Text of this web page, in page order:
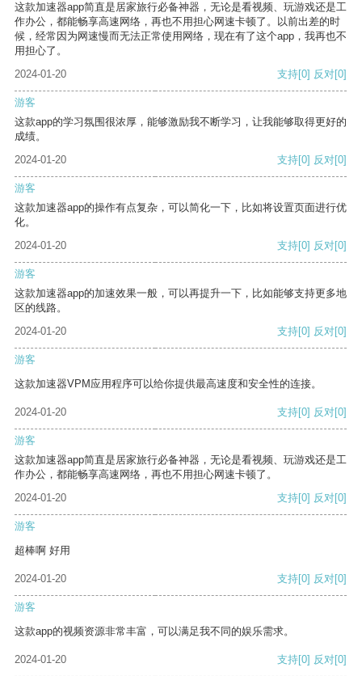
这款加速器app简直是居家旅行必备神器，无论是看视频、玩游戏还是工
作办公，都能畅享高速网络，再也不用担心网速卡顿了。以前出差的时
候，经常因为网速慢而无法正常使用网络，现在有了这个app，我再也不
用担心了。
2024-01-20
支持[0] 反对[0]
游客
这款app的学习氛围很浓厚，能够激励我不断学习，让我能够取得更好的
成绩。
2024-01-20
支持[0] 反对[0]
游客
这款加速器app的操作有点复杂，可以简化一下，比如将设置页面进行优
化。
2024-01-20
支持[0] 反对[0]
游客
这款加速器app的加速效果一般，可以再提升一下，比如能够支持更多地
区的线路。
2024-01-20
支持[0] 反对[0]
游客
这款加速器VPM应用程序可以给你提供最高速度和安全性的连接。
2024-01-20 支持[0] 反对[0]
游客
这款加速器app简直是居家旅行必备神器，无论是看视频、玩游戏还是工
作办公，都能畅享高速网络，再也不用担心网速卡顿了。
2024-01-20
支持[0] 反对[0]
游客
超棒啊 好用
2024-01-20 支持[0] 反对[0]
游客
这款app的视频资源非常丰富，可以满足我不同的娱乐需求。
2024-01-20 支持[0] 反对[0]